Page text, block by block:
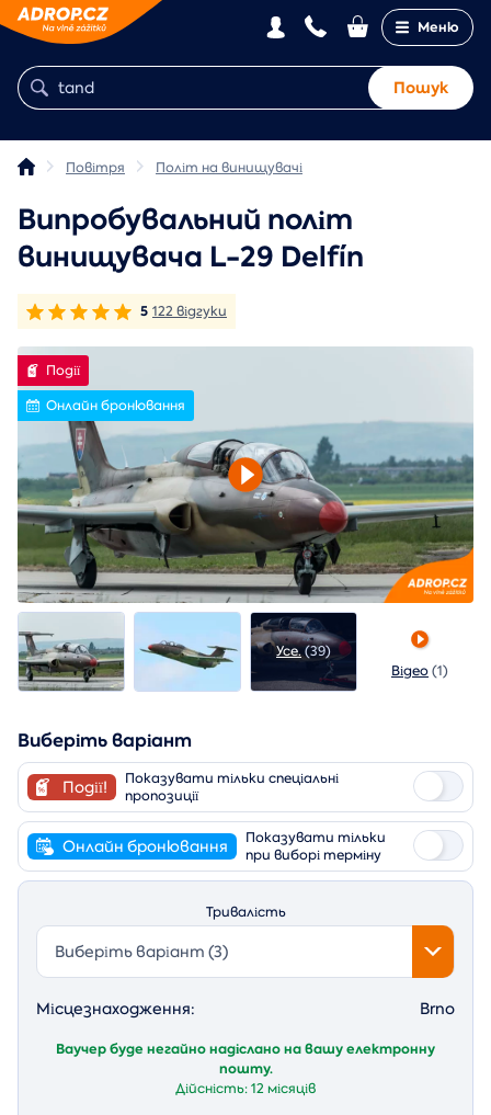
Меню
Пошук
Повітря Політ на винищувачі
Випробувальний політ
винищувача L-29 Delfín
5 122 відгуки
Події
Онлайн бронювання
Усе.(39)
Відео(1)
Виберіть варіант
Події!
Показувати тільки спеціальні
пропозиції
Онлайн бронювання
Показувати тільки
при виборі терміну
Тривалість
Виберіть варіант (3)
Місцезнаходження: Brno
Ваучер буде негайно надіслано на вашу електронну
пошту.
Дійсність:12 місяців